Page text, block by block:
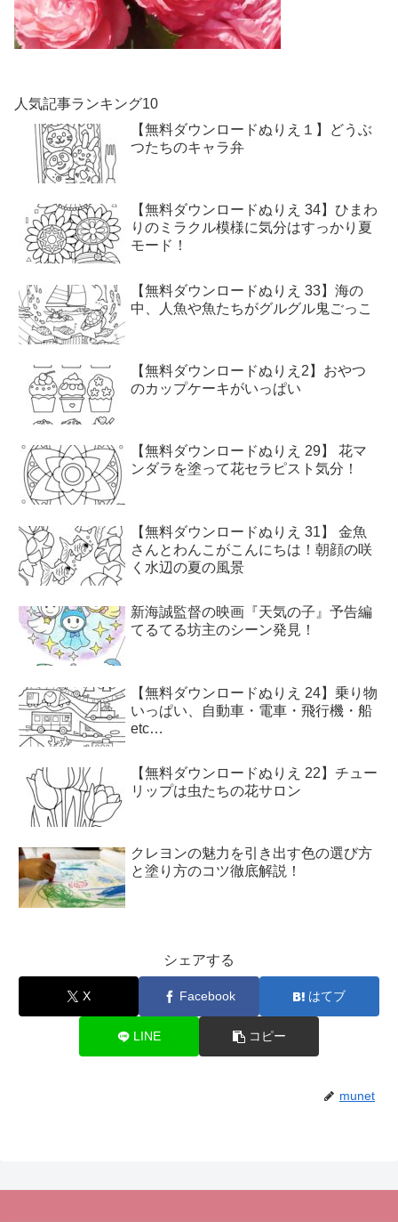
人気記事ランキング10
【無料ダウンロードぬりえ１】どうぶ
つたちのキャラ弁
【無料ダウンロードぬりえ 34】ひまわ
りのミラクル模様に気分はすっかり夏
モード！
【無料ダウンロードぬりえ 33】海の
中、人魚や魚たちがグルグル鬼ごっこ
【無料ダウンロードぬりえ2】おやつ
のカップケーキがいっぱい
【無料ダウンロードぬりえ 29】 花マ
ンダラを塗って花セラピスト気分！
【無料ダウンロードぬりえ 31】 金魚
さんとわんこがこんにちは！朝顔の咲
く水辺の夏の風景
新海誠監督の映画『天気の子』予告編
てるてる坊主のシーン発見！
【無料ダウンロードぬりえ 24】乗り物
いっぱい、自動車・電車・飛行機・船
etc…
【無料ダウンロードぬりえ 22】チュー
リップは虫たちの花サロン
クレヨンの魅力を引き出す色の選び方
と塗り方のコツ徹底解説！
シェアする
X Facebook はてブ
LINE コピー
munet